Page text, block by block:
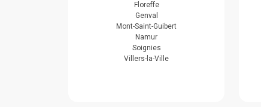
Floreffe
Genval
Mont-Saint-Guibert
Namur
Soignies
Villers-la-Ville